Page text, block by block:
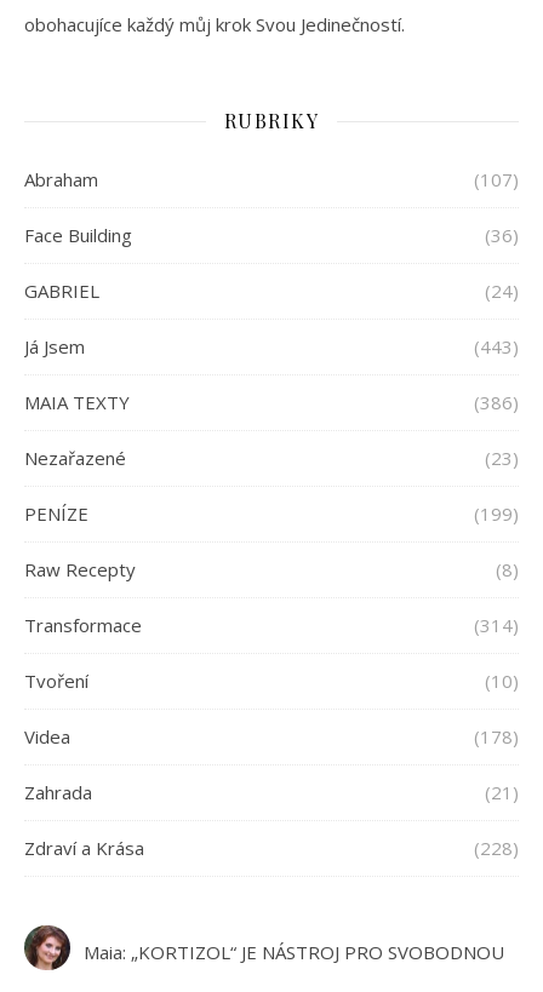
obohacujíce každý můj krok Svou Jedinečností.
RUBRIKY
Abraham (107)
Face Building (36)
GABRIEL (24)
Já Jsem (443)
MAIA TEXTY (386)
Nezařazené (23)
PENÍZE (199)
Raw Recepty (8)
Transformace (314)
Tvoření (10)
Videa (178)
Zahrada (21)
Zdraví a Krása (228)
Maia: „KORTIZOL“ JE NÁSTROJ PRO SVOBODNOU